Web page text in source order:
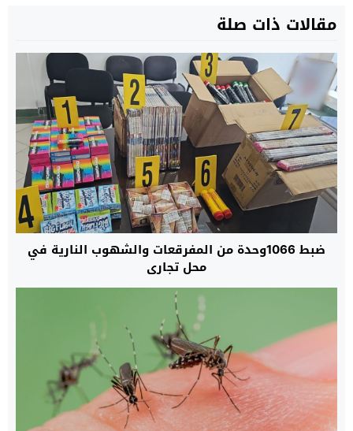
مقالات ذات صلة
ضبط 1066وحدة من المفرقعات والشهوب النارية في
محل تجاري